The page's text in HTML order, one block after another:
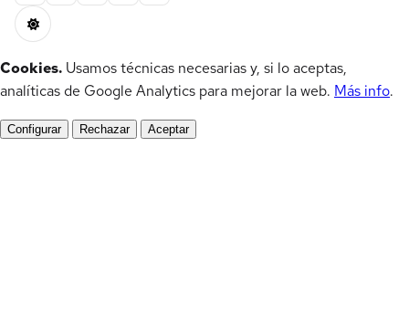
Cookies. Usamos técnicas necesarias y, si lo aceptas,
analíticas de Google Analytics para mejorar la web. Más info.
Configurar Rechazar Aceptar